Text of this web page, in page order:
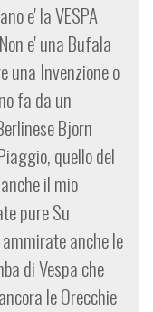
e' la VESPA
e' una Bufala
una Invenzione o
fa da un
Bjorn
quello del
il mio
pure Su
anche le
di Vespa che
le Orecchie